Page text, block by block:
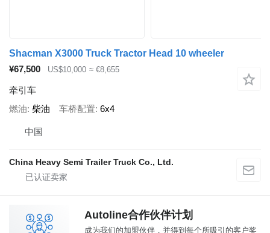
Shacman X3000 Truck Tractor Head 10 wheeler
¥67,500
US$10,000 ≈ €8,655
牵引车
燃油 柴油 车桥配置 6x4
中国
China Heavy Semi Trailer Truck Co., Ltd.
Autoline合作伙伴计划
成为我们的加盟伙伴，并得到每个所吸引的客户奖